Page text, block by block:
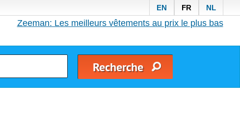
EN FR NL
Zeeman: Les meilleurs vêtements au prix le plus bas